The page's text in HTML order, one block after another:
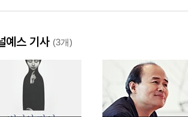
예스 기사 (3개)